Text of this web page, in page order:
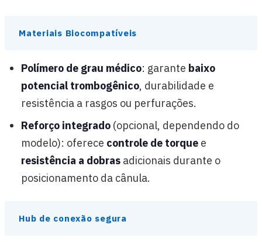
Materiais Biocompatíveis
Polímero de grau médico: garante baixo
potencial trombogênico, durabilidade e
resistência a rasgos ou perfurações.
Reforço integrado (opcional, dependendo do
modelo): oferece controle de torque e
resistência a dobras adicionais durante o
posicionamento da cânula.
Hub de conexão segura